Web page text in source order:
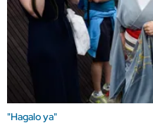
"Hagalo ya"